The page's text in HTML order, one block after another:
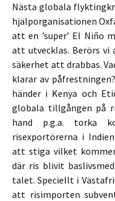
Nästa globala
hjälporganisationen
att en ’super’ El Niño
att utvecklas. Berörs vi
säkerhet att drabbas.
klarar av
händer i Kenya och
globala tillgången på
hand p.g.a. torka
risexportörerna i
att stiga vilket
där ris blivit
talet. Speciellt i
att risimporten